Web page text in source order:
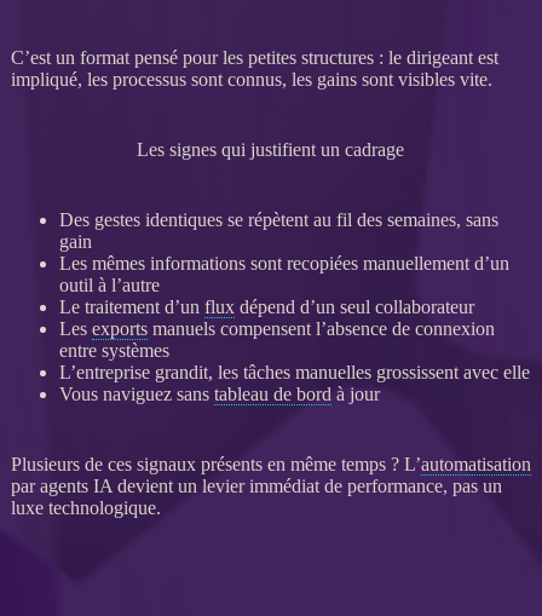
C’est un format pensé pour les petites structures : le dirigeant est
impliqué, les processussont connus, les gains sont visibles vite.
Les signes qui justifient un cadrage
Des gestes identiques se répètent au fil des semaines, sans
gain
Les mêmes informations sont recopiées manuellement d’un
outil à l’autre
Le traitement d’un fluxdépend d’un seul collaborateur
Les exportsmanuels compensent l’absence de connexion
entre systèmes
L’entreprise grandit, les tâches manuelles grossissent avec elle
Vous naviguez sans tableau de bord à jour
Plusieurs de ces signaux présents en même temps ? L’automatisation
paragents IA devient un levier immédiat de performance, pas un
luxe technologique.